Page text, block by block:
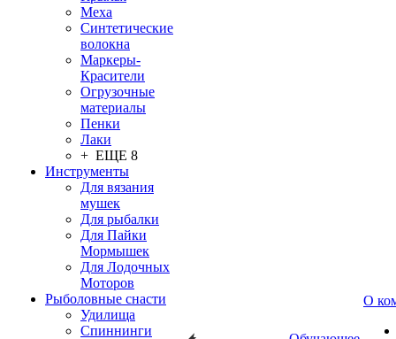
Меха
Синтетические
волокна
Маркеры-
Красители
Огрузочные
материалы
Пенки
Лаки
+ ЕЩЕ 8
Инструменты
Для вязания
мушек
Для рыбалки
Для Пайки
Мормышек
Для Лодочных
Моторов
Рыболовные снасти
Удилища
Спиннинги
О